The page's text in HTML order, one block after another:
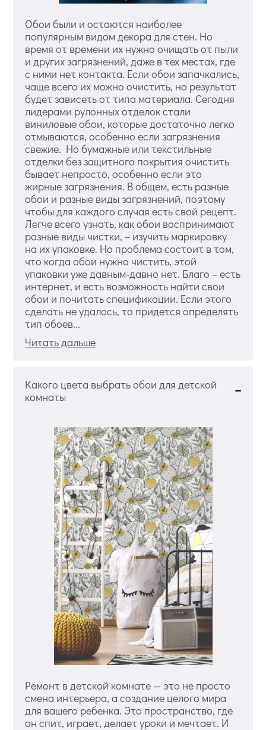
Обои были и остаются наиболее
популярным видом декора для стен. Но
время от времени их нужно очищать от пыли
и других загрязнений, даже в тех местах, где
с ними нет контакта. Если обои запачкались,
чаще всего их можно очистить, но результат
будет зависеть от типа материала. Сегодня
лидерами рулонных отделок стали
виниловые обои, которые достаточно легко
отмываются, особенно если загрязнения
свежие. Но бумажные или текстильные
отделки без защитного покрытия очистить
бывает непросто, особенно если это
жирные загрязнения. В общем, есть разные
обои и разные виды загрязнений, поэтому
чтобы для каждого случая есть свой рецепт.
Легче всего узнать, как обои воспринимают
разные виды чистки, – изучить маркировку
на их упаковке. Но проблема состоит в том,
что когда обои нужно чистить, этой
упаковки уже давным-давно нет. Благо – есть
интернет, и есть возможность найти свои
обои и почитать спецификации. Если этого
сделать не удалось, то придется определять
тип обоев...
Читать дальше
Какого цвета выбрать обои для детской
комнаты
Ремонт в детской комнате — это не просто
смена интерьера, а создание целого мира
для вашего ребенка. Это пространство, где
он спит, играет, делает уроки и мечтает. И